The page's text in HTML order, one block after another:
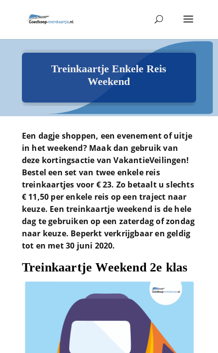
Treinkaartje Enkele Reis
Weekend
Een dagje shoppen, een evenement of uitje
in het weekend? Maak dan gebruik van
deze kortingsactie van VakantieVeilingen!
Bestel een set van twee enkele reis
treinkaartjes voor € 23. Zo betaalt u slechts
€ 11,50 per enkele reis op een traject naar
keuze. Een treinkaartje weekend is de hele
dag te gebruiken op een zaterdag of zondag
naar keuze. Beperkt verkrijgbaar en geldig
tot en met 30 juni 2020.
Treinkaartje Weekend 2e klas